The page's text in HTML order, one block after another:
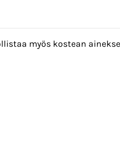
myös kostean